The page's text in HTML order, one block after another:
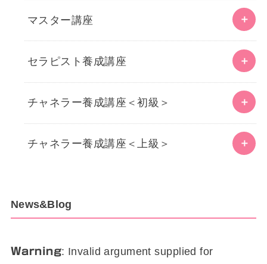
マスター講座
セラピスト養成講座
チャネラー養成講座＜初級＞
チャネラー養成講座＜上級＞
News&Blog
Warning: Invalid argument supplied for